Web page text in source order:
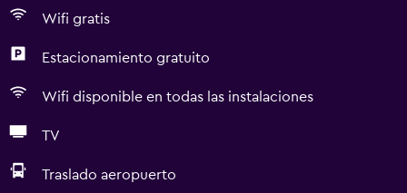
Wifi gratis
Estacionamiento gratuito
Wifi disponible en todas las instalaciones
TV
Traslado aeropuerto